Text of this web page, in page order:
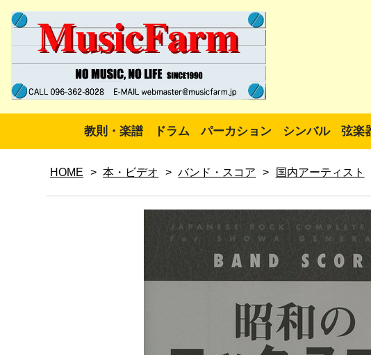
教則・楽譜 ドラム パーカション シンバル 弦楽
HOME > 本・ビデオ > バンド・スコア > 国内アーティスト